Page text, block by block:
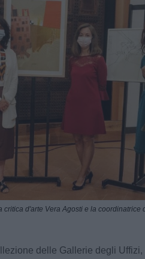
critica d'arte Vera Agosti e la coordinatrice
delle Gallerie degli Uffizi,